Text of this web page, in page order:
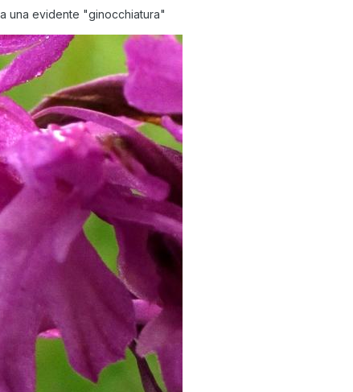
una evidente "ginocchiatura"